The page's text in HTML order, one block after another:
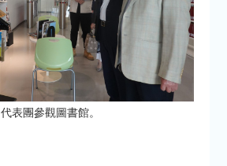
代表團參觀圖書館。